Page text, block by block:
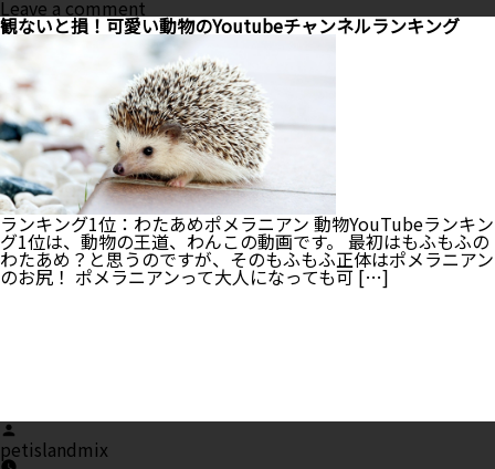
Leave a comment
雪
の
日
で
も
愛
犬
と
楽
し
く
お
散
歩
♪
知
観ないと損！可愛い動物のYoutubeチャンネルランキング
ランキング1位：わたあめポメラニアン 動物YouTubeランキン
グ1位は、動物の王道、わんこの動画です。 最初はもふもふの
わたあめ？と思うのですが、そのもふもふ正体はポメラニアン
のお尻！ ポメラニアンって大人になっても可 […]
Posted
by
petislandmix